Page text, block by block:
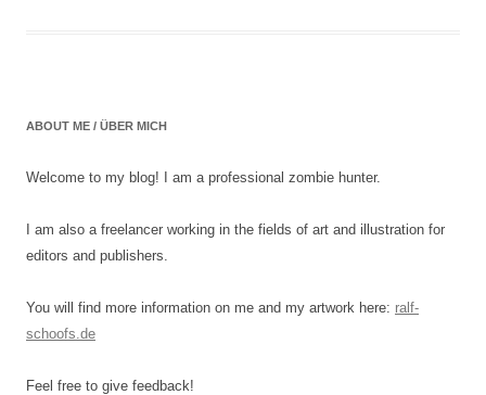
ABOUT ME / ÜBER MICH
Welcome to my blog! I am a professional zombie hunter.
I am also a freelancer working in the fields of art and illustration for
editors and publishers.
You will find more information on me and my artwork here: ralf-
schoofs.de
Feel free to give feedback!